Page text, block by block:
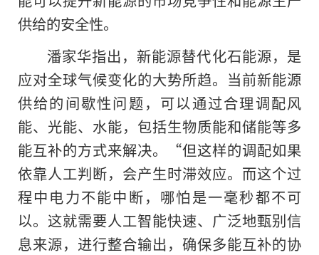
供给的安全性。
潘家华指出，新能源替代化石能源，是
应对全球气候变化的大势所趋。当前新能源
供给的间歇性问题，可以通过合理调配风
能、光能、水能，包括生物质能和储能等多
能互补的方式来解决。“但这样的调配如果
依靠人工判断，会产生时滞效应。而这个过
程中电力不能中断，哪怕是一毫秒都不可
以。这就需要人工智能快速、广泛地甄别信
息来源，进行整合输出，确保多能互补的协